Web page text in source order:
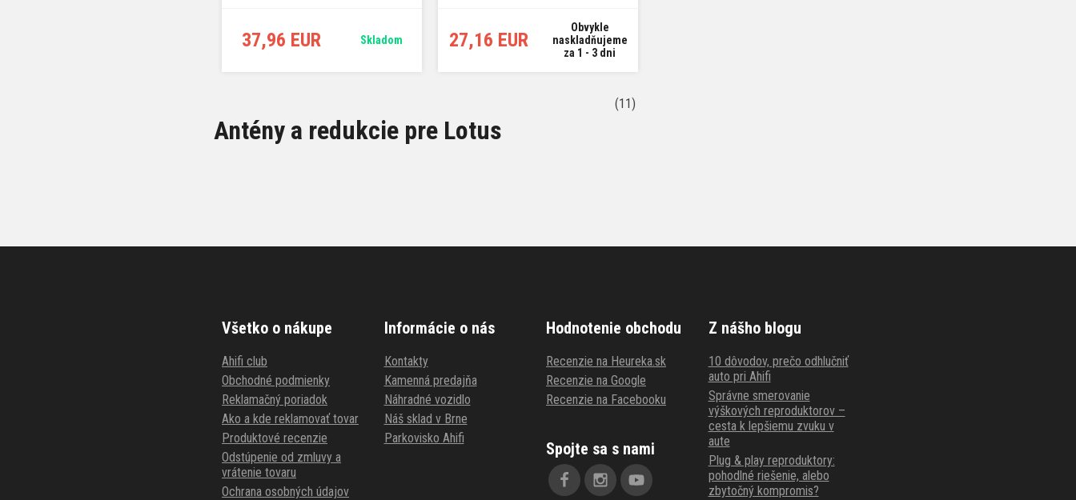
37,96 EUR Skladom 27,16 EUR
Obvykle
naskladňujeme
za 1 - 3 dni
Antény a redukcie pre Lotus
(11)
Všetko o nákupe
Ahifi club
Obchodné podmienky
Reklamačný poriadok
Ako a kde reklamovať tovar
Produktové recenzie
Odstúpenie od zmluvy a
vrátenie tovaru
Ochrana osobných údajov
Informácie o nás
Kontakty
Kamenná predajňa
Náhradné vozidlo
Náš sklad v Brne
Parkovisko Ahifi
Hodnotenie obchodu
Recenzie na Heureka.sk
Recenzie na Google
Recenzie na Facebooku
Spojte sa s nami
Z nášho blogu
10 dôvodov, prečo odhlučniť
auto pri Ahifi
Správne smerovanie
výškových reproduktorov –
cesta k lepšiemu zvuku v
aute
Plug & play reproduktory:
pohodlné riešenie, alebo
zbytočný kompromis?